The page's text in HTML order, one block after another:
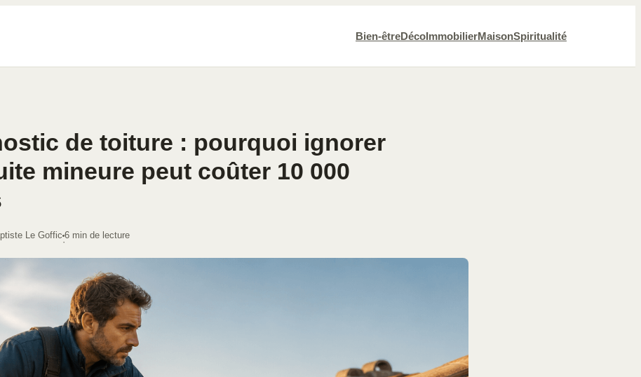
Bien-êtreDécoImmobilierMaisonSpiritualité
de toiture : pourquoi ignorer
mineure peut coûter 10 000
Le Goffic
·
6 min de lecture